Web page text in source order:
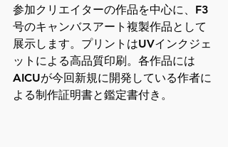
参加クリエイターの作品を中心に、F3
号のキャンバスアート複製作品として
展示します。プリントはUVインクジェ
ットによる高品質印刷。各作品には
AICUが今回新規に開発している作者に
よる制作証明書と鑑定書付き。